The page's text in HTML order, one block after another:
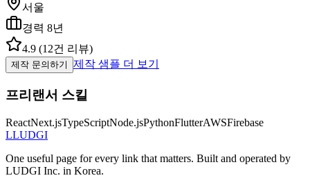
서울
경력 8년
4.9 (12건 리뷰)
제작 문의하기 제작 샘플 더 보기
프리랜서 스킬
ReactNext.jsTypeScriptNode.jsPythonFlutterAWSFirebase
LLUDGI
One useful page for every link that matters. Built and operated by
LUDGI Inc. in Korea.